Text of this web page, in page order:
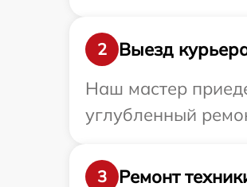
2
Выезд
Наш мастер
углубленный
3
Ремонт